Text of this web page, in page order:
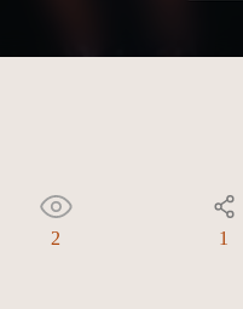
法保護-僅限於本平台有限度公開瀏覽
2 1